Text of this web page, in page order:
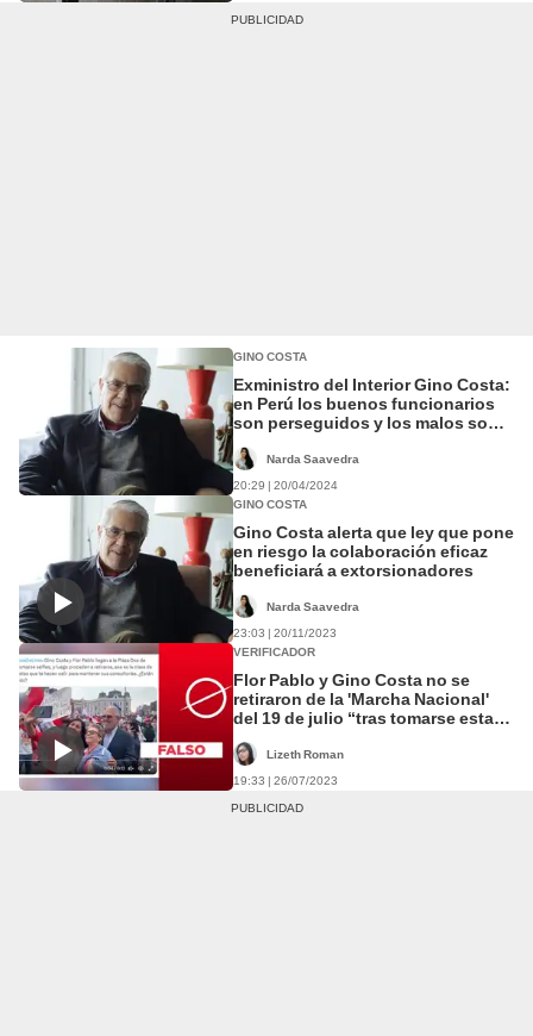
GINO COSTA
Exministro del Interior Gino Costa:
en Perú los buenos funcionarios
son perseguidos y los malos son
Narda Saavedra
20:29 | 20/04/2024
GINO COSTA
Gino Costa alerta que ley que pone
en riesgo la colaboración eficaz
beneficiará a extorsionadores
Narda Saavedra
23:03 | 20/11/2023
VERIFICADOR
Flor Pablo y Gino Costa no se
retiraron de la 'Marcha Nacional'
del 19 de julio “tras tomarse esta
Lizeth Roman
19:33 | 26/07/2023